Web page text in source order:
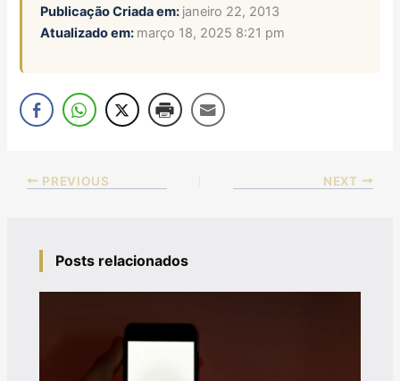
Publicação Criada em: janeiro 22, 2013
Atualizado em: março 18, 2025 8:21 pm
PREVIOUS NEXT
Posts relacionados